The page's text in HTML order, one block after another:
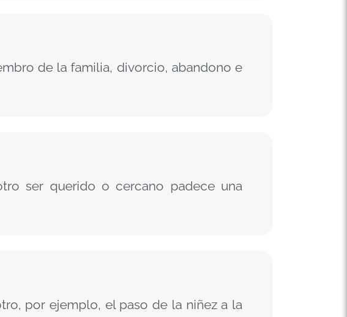
de la familia, divorcio, abandono e
ser querido o cercano padece una
por ejemplo, el paso de la niñez a la